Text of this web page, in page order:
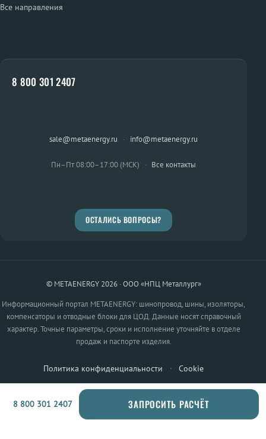
Все направления
8 800 301 2407
sale@metaenergy.ru · info@metaenergy.ru
Пн–Пт 08:00–17:00 (МСК) · Все контакты
ОСТАЛИСЬ ВОПРОСЫ?
© METAENERGY 2026 · ООО «НПЦ Металлург»
Информационный портал METAENERGY: шинопровод, шины, изоляторы,
компенсаторы и отводные блоки для ЦОД. Данные носят справочный
характер. Точные параметры, сроки и исполнение уточняйте в отделе
продаж и паспорте изделия.
Политика конфиденциальности · Cookie
8 800 301 2407 ЗАПРОСИТЬ РАСЧЁТ